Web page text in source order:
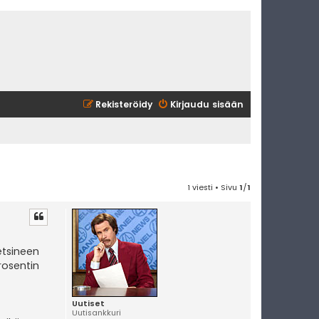
Kirjaudu sisään
Rekisteröidy
1 viesti • Sivu 1/1
Uutiset
Uutisankkuri